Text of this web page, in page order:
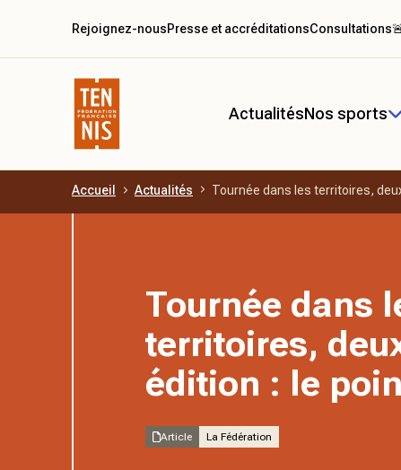
Aller au contenu principal
ActualitésNos sports
Rejoignez-nousPresse et accréditationsConsultations
Accueil Actualités Tournée dans les territoires,
Tournée dans
territoires,
édition : le
Article La Fédération